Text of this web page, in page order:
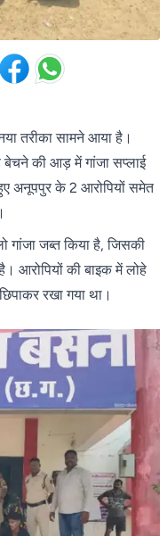
तरीका सामने आया है।
की आड़ में गांजा सप्लाई
अनूपपुर के 2 आरोपियों समेत
गांजा जब्त किया है, जिसकी
आरोपियों की बाइक में लोहे
रखा गया था।